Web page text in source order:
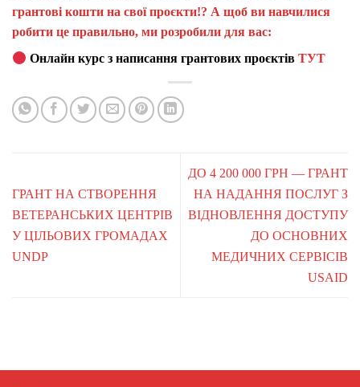
грантові кошти на свої проєкти!? А щоб ви навчилися
робити це правильно, ми розробили для вас:
Онлайн курс з написання грантових проєктівТУТ
ГРАНТ НА СТВОРЕННЯ
ВЕТЕРАНСЬКИХ ЦЕНТРІВ
У ЦІЛЬОВИХ ГРОМАДАХ
UNDP
ДО 4 200 000 ГРН — ГРАНТ
НА НАДАННЯ ПОСЛУГ З
ВІДНОВЛЕННЯ ДОСТУПУ
ДО ОСНОВНИХ
МЕДИЧНИХ СЕРВІСІВ
USAID